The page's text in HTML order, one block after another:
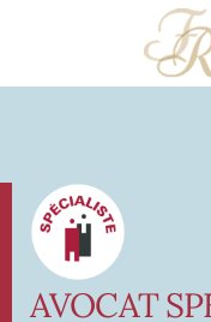
AVOCAT
Panneau de gestion